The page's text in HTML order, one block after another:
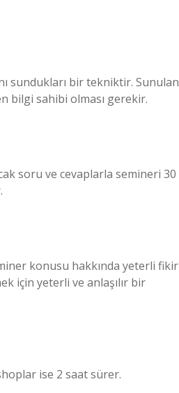
sundukları bir tekniktir. Sunulan
bilgi sahibi olması gerekir.
soru ve cevaplarla semineri 30
konusu hakkında yeterli fikir
için yeterli ve anlaşılır bir
ise 2 saat sürer.